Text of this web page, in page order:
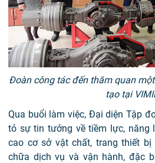
Đoàn công tác đến thăm quan
tạo tại
Qua buổi làm việc, Đại diện Tập
tỏ sự tin tưởng về tiềm lực, năng
cao cơ sở vật chất, trang thiết bị
chữa dịch vụ và vận hành, đặc